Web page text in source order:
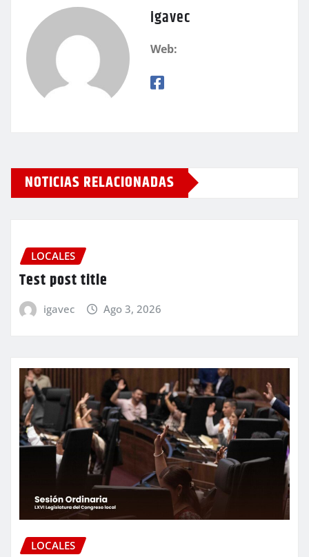
igavec
Web:
NOTICIAS RELACIONADAS
LOCALES
Test post title
igavec Ago 3, 2026
LOCALES